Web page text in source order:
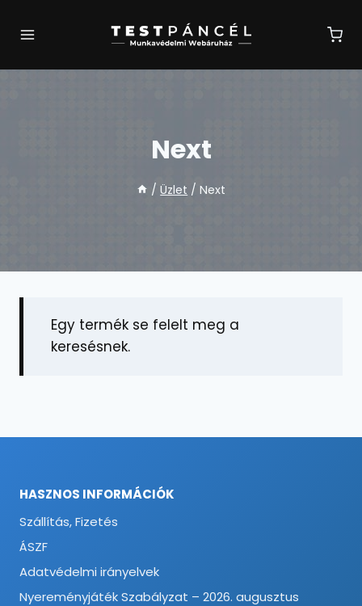
Next
/ Üzlet / Next
Egy termék se felelt meg a
keresésnek.
HASZNOS INFORMÁCIÓK
Szállítás, Fizetés
ÁSZF
Adatvédelmi irányelvek
Nyereményjáték Szabályzat – 2026. augusztus